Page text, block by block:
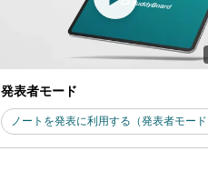
発表者モード
ノートを発表に利用する（発表者モード